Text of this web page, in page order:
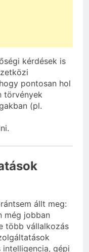
kérdések is
pontosan hol
törvények
(pl.
állt meg:
még jobban
több vállalkozás
intelligencia, gépi